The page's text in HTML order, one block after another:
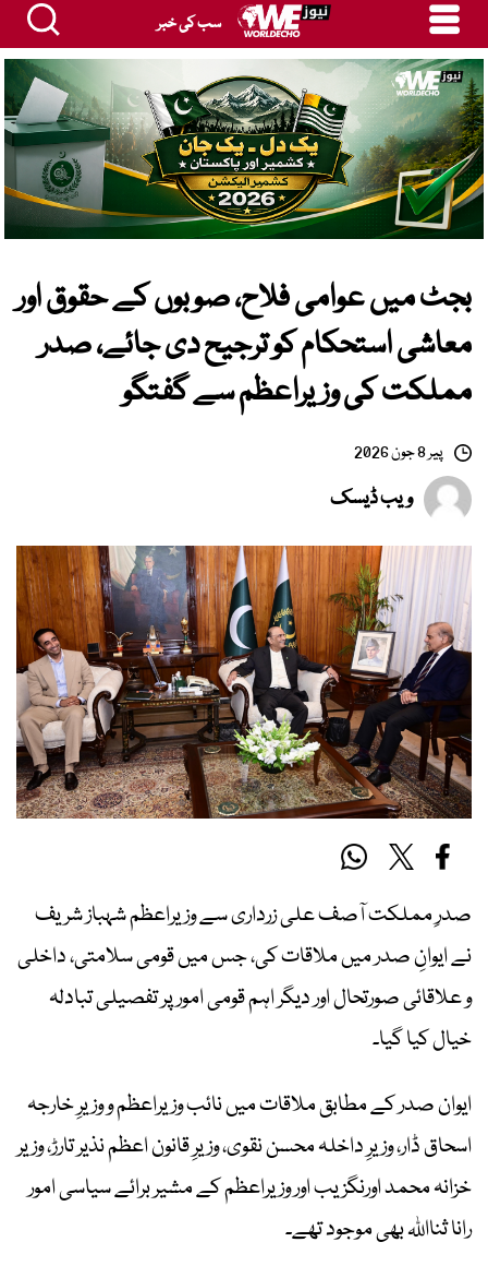
سب کی خبر
بجٹ میں عوامی فلاح، صوبوں کے حقوق اور
معاشی استحکام کو ترجیح دی جائے، صدر
مملکت کی وزیراعظم سے گفتگو
پیر 8 جون 2026
ویب ڈیسک
صدرِ مملکت آصف علی زرداری سے وزیراعظم شہباز شریف
نے ایوانِ صدر میں ملاقات کی، جس میں قومی سلامتی، داخلی
و علاقائی صورتحال اور دیگر اہم قومی امور پر تفصیلی تبادلہ
خیال کیا گیا۔
ایوان صدر کے مطابق ملاقات میں نائب وزیراعظم و وزیرِ خارجہ
اسحاق ڈار، وزیرِ داخلہ محسن نقوی، وزیرِ قانون اعظم نذیر تارڑ، وزیر
خزانہ محمد اورنگزیب اور وزیراعظم کے مشیر برائے سیاسی امور
رانا ثنااللہ بھی موجود تھے۔